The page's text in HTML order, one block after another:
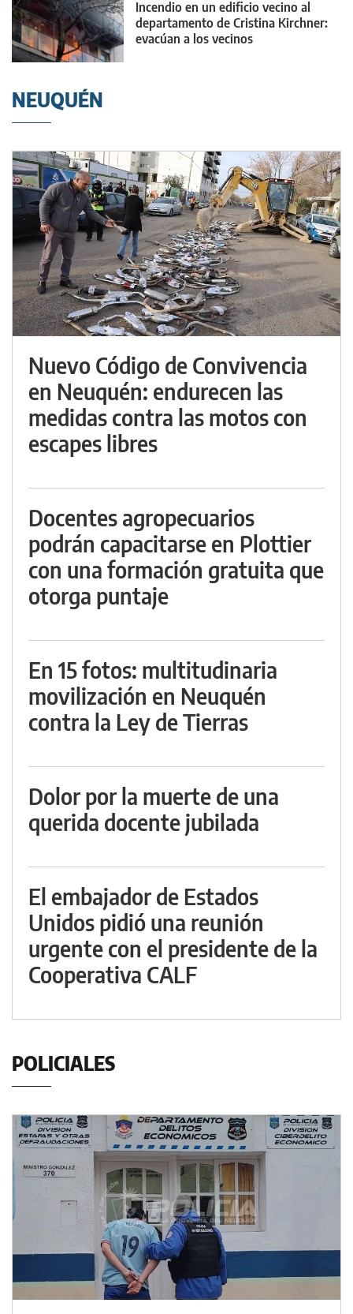
Incendio en un edificio vecino al
departamento de Cristina Kirchner:
evacúan a los vecinos
NEUQUÉN
Nuevo Código de Convivencia
en Neuquén: endurecen las
medidas contra las motos con
escapes libres
Docentes agropecuarios
podrán capacitarse en Plottier
con una formación gratuita que
otorga puntaje
En 15 fotos: multitudinaria
movilización en Neuquén
contra la Ley de Tierras
Dolor por la muerte de una
querida docente jubilada
El embajador de Estados
Unidos pidió una reunión
urgente con el presidente de la
Cooperativa CALF
POLICIALES